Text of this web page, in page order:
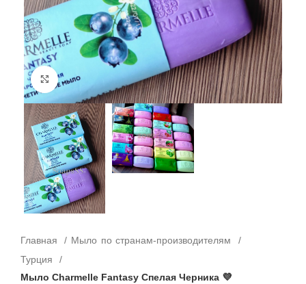
Click to enlarge
Главная
Мыло по странам-производителям
Турция
Мыло Charmelle Fantasy Спелая Черника 💜